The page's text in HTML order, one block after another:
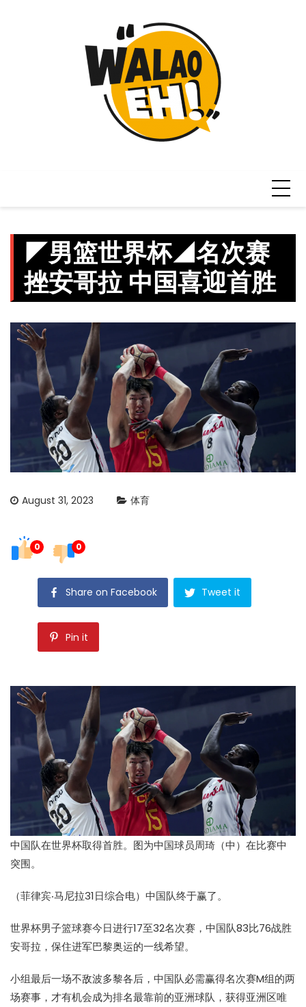
◤男篮世界杯◢名次赛
挫安哥拉 中国喜迎首胜
August 31, 2023 体育
0 0
Share on Facebook Tweet it
Pin it
中国队在世界杯取得首胜。图为中国球员周琦（中）在比赛中
突围。
（菲律宾‧马尼拉31日综合电）中国队终于赢了。
世界杯男子篮球赛今日进行17至32名次赛，中国队83比76战胜
安哥拉，保住进军巴黎奥运的一线希望。
小组最后一场不敌波多黎各后，中国队必需赢得名次赛M组的两
场赛事，才有机会成为排名最靠前的亚洲球队，获得亚洲区唯